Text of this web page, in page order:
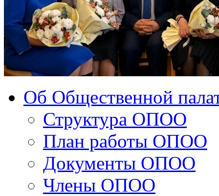
Об Общественной
Структура ОПОО
План работы ОПОО
Документы ОПОО
Члены ОПОО